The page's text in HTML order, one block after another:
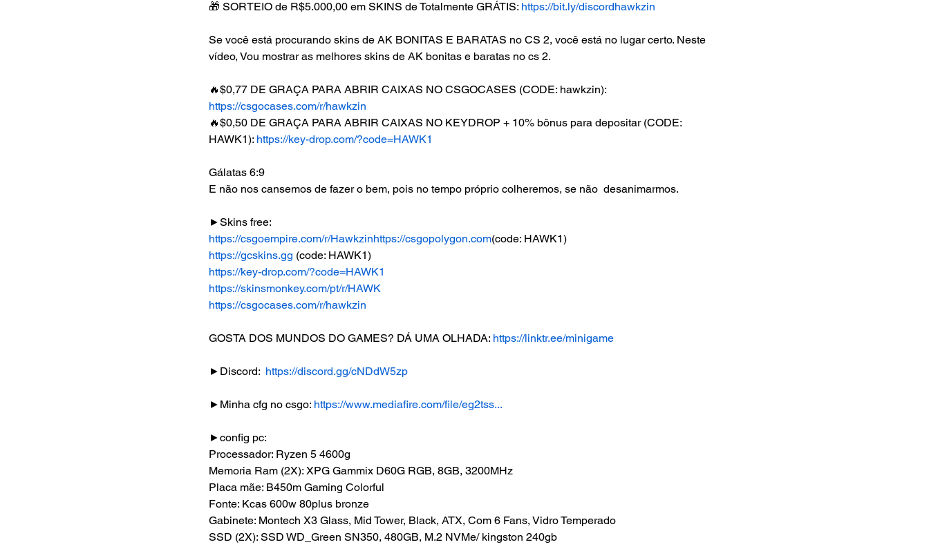
🎁 SORTEIO de R$5.000,00 em SKINS de Totalmente GRÁTIS: https://bit.ly/discordhawkzin
Se você está procurando skins de AK BONITAS E BARATAS no CS 2, você está no lugar certo. Neste
vídeo, Vou mostrar as melhores skins de AK bonitas e baratas no cs 2.
🔥$0,77 DE GRAÇA PARA ABRIR CAIXAS NO CSGOCASES (CODE: hawkzin):
https://csgocases.com/r/hawkzin
🔥$0,50 DE GRAÇA PARA ABRIR CAIXAS NO KEYDROP + 10% bônus para depositar (CODE:
HAWK1): https://key-drop.com/?code=HAWK1
Gálatas 6:9
E não nos cansemos de fazer o bem, pois no tempo próprio colheremos, se não  desanimarmos.
►Skins free:
https://csgoempire.com/r/Hawkzinhttps://csgopolygon.com(code: HAWK1)
https://gcskins.gg (code: HAWK1)
https://key-drop.com/?code=HAWK1
https://skinsmonkey.com/pt/r/HAWK
https://csgocases.com/r/hawkzin
GOSTA DOS MUNDOS DO GAMES? DÁ UMA OLHADA: https://linktr.ee/minigame
►Discord: https://discord.gg/cNDdW5zp
►Minha cfg no csgo: https://www.mediafire.com/file/eg2tss...
►config pc:
Processador: Ryzen 5 4600g
Memoria Ram (2X): XPG Gammix D60G RGB, 8GB, 3200MHz
Placa mãe: B450m Gaming Colorful
Fonte: Kcas 600w 80plus bronze
Gabinete: Montech X3 Glass, Mid Tower, Black, ATX, Com 6 Fans, Vidro Temperado
SSD (2X): SSD WD_Green SN350, 480GB, M.2 NVMe/ kingston 240gb